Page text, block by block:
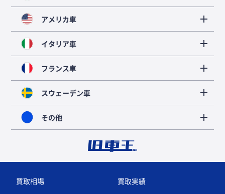
アメリカ車
イタリア車
フランス車
スウェーデン車
その他
買取相場 買取実績